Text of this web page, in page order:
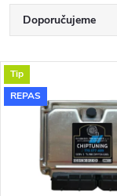
Ř
a
z
Doporučujeme
Nejdražší
Nejprodávanější
V
ý
Tip
REPAS